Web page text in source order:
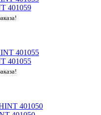
401059
401055